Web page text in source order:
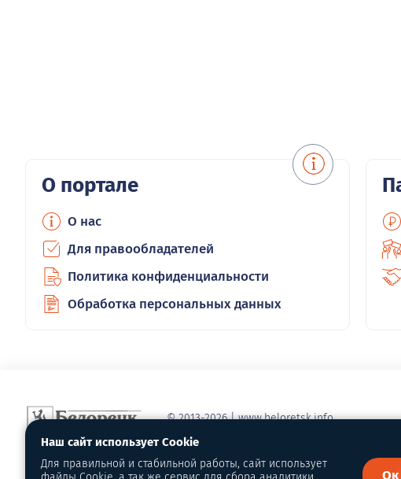
О портале
О нас
Для правообладателей
Политика конфиденциальности
Обработка персональных данных
© 2013-2026 | www.beloretsk.info
Справочно-информационный сайт г.
Перепубликация материалов с
первоисточник - www.beloretsk.info
Наш сайт использует Cookie
Для правильной и стабильной работы, сайт использует
Ок